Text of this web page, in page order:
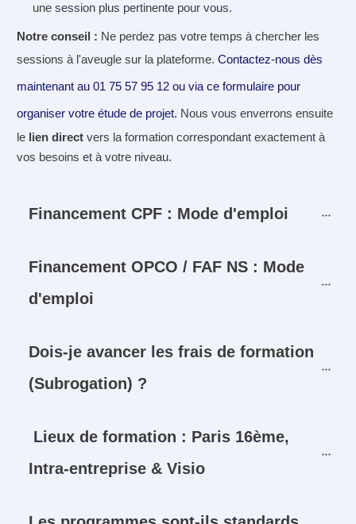
une session plus pertinente pour vous.
Notre conseil : Ne perdez pas votre temps à chercher les
sessions à l'aveugle sur la plateforme. Contactez-nous dès
maintenant au 01 75 57 95 12 ou via ce formulaire pour
organiser votre étude de projet. Nous vous enverrons ensuite
le lien direct vers la formation correspondant exactement à
vos besoins et à votre niveau.
Financement CPF : Mode d'emploi
Financement OPCO / FAF NS : Mode
d'emploi
Dois-je avancer les frais de formation
(Subrogation) ?
Lieux de formation : Paris 16ème,
Intra-entreprise & Visio